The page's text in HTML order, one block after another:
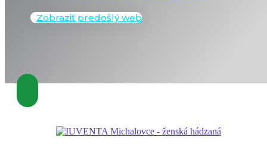
Zobraziť predošlý web